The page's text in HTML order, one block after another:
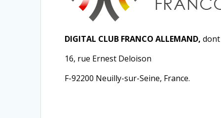
DIGITAL CLUB FRANCO ALLEMAND, dont
16, rue Ernest Deloison
F-92200 Neuilly-sur-Seine, France.